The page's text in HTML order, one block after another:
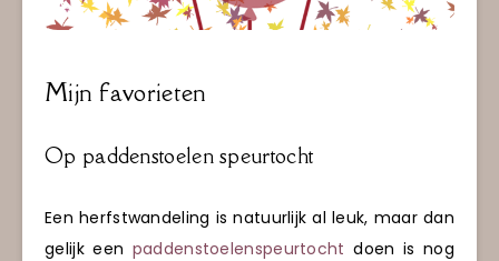
Mijn favorieten
Op paddenstoelen speurtocht
Een herfstwandeling is natuurlijk al leuk, maar dan
gelijk een paddenstoelenspeurtocht doen is nog